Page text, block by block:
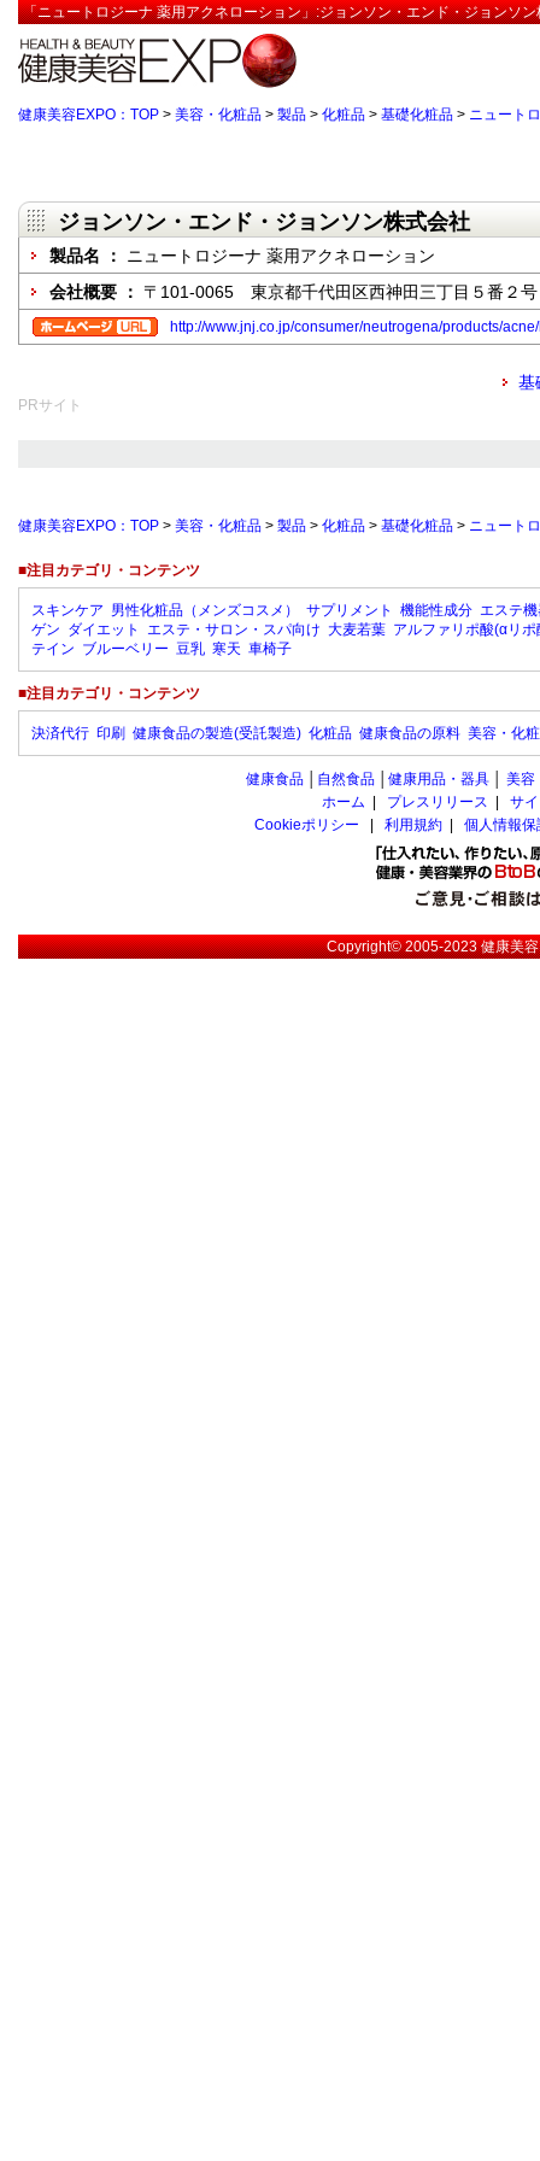
「ニュートロジーナ 薬用アクネローション」:ジョンソン・エンド・ジョンソ
健康美容EXPO：TOP > 美容・化粧品 > 製品 > 化粧品 > 基礎化粧品 > ニュート
ジョンソン・エンド・ジョンソン株式会社
製品名 ： ニュートロジーナ 薬用アクネローション
会社概要 ： 〒101-0065 東京都千代田区西神田三丁目５番２号
http://www.jnj.co.jp/consumer/neutrogena/products/
基
PRサイト
健康美容EXPO：TOP > 美容・化粧品 > 製品 > 化粧品 > 基礎化粧品 > ニュート
■注目カテゴリ・コンテンツ
スキンケア 男性化粧品（メンズコスメ） サプリメント 機能性成分 エステ
ゲン ダイエット エステ・サロン・スパ向け 大麦若葉 アルファリポ酸(αリポ
テイン ブルーベリー 豆乳 寒天 車椅子
■注目カテゴリ・コンテンツ
決済代行 印刷 健康食品の製造(受託製造) 化粧品 健康食品の原料 美容・化
健康食品 自然食品 健康用品・器具 美容
ホーム
プレスリリース
サ
Cookieポリシー
利用規約 個人情報
Copyright© 2005-2023健康美